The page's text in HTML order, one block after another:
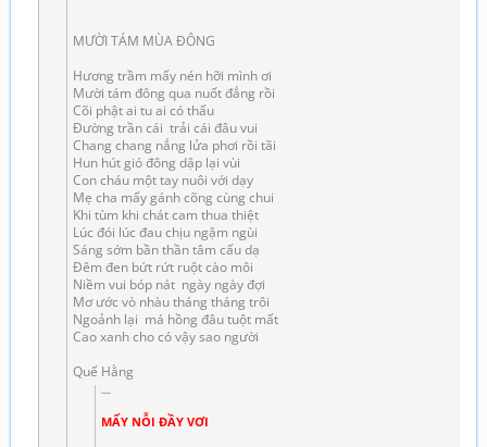
MƯỜI TÁM MÙA ĐÔNG
Hương trầm mấy nén hỡi mình ơi
Mười tám đông qua nuốt đắng rồi
Cõi phật ai tu ai có thấu
Đường trần cái trải cái đâu vui
Chang chang nắng lửa phơi rồi tãi
Hun hút gió đông dập lại vùi
Con cháu một tay nuôi với dạy
Mẹ cha mấy gánh cõng cùng chui
Khi tùm khi chát cam thua thiệt
Lúc đói lúc đau chịu ngậm ngùi
Sáng sớm bần thần tâm cấu dạ
Đêm đen bứt rứt ruột cào môi
Niềm vui bóp nát ngày ngày đợi
Mơ ước vò nhàu tháng tháng trôi
Ngoảnh lại má hồng đâu tuột mất
Cao xanh cho có vậy sao người
Quế Hằng
MẤY NỖI ĐẦY VƠI